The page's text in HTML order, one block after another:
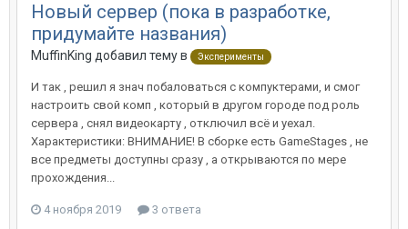
Новый сервер (пока в разработке,
придумайте названия)
MuffinKing добавил тему в Эксперименты
И так , решил я знач побаловаться с компуктерами, и смог
настроить свой комп , который в другом городе под роль
сервера , снял видеокарту , отключил всё и уехал.
Характеристики: ВНИМАНИЕ! В сборке есть GameStages , не
все предметы доступны сразу , а открываются по мере
прохождения...
4 ноября 2019 3 ответа